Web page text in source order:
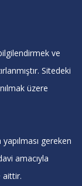
ve
Sitedeki
üzere
gereken
amacıyla
aittir.